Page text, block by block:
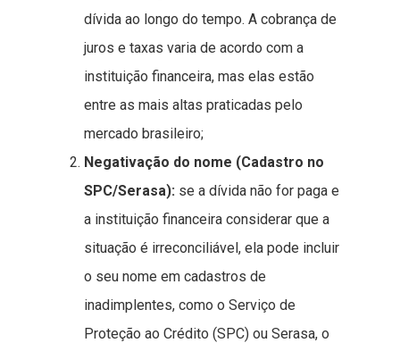
dívida ao longo do tempo. A cobrança de
juros e taxas varia de acordo com a
instituição financeira, mas elas estão
entre as mais altas praticadas pelo
mercado brasileiro;
Negativação do nome (Cadastro no
SPC/Serasa): se a dívida não for paga e
a instituição financeira considerar que a
situação é irreconciliável, ela pode incluir
o seu nome em cadastros de
inadimplentes, como o Serviço de
Proteção ao Crédito (SPC) ou Serasa, o